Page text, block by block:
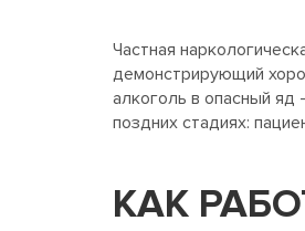
Частная
демонстрирующий
алкоголь в опасный яд
поздних стадиях:
КАК